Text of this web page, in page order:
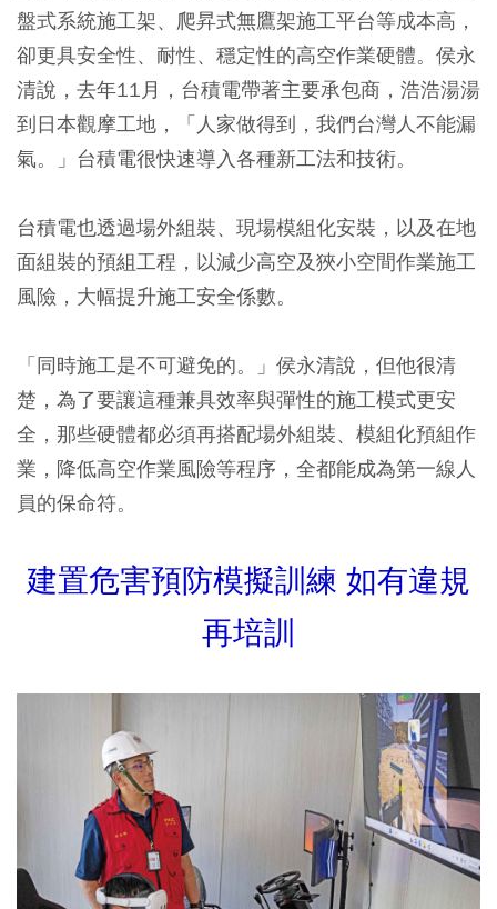
盤式系統施工架、爬昇式無鷹架施工平台等成本高，
卻更具安全性、耐性、穩定性的高空作業硬體。侯永
清說，去年11月，台積電帶著主要承包商，浩浩湯湯
到日本觀摩工地，「人家做得到，我們台灣人不能漏
氣。」台積電很快速導入各種新工法和技術。
台積電也透過場外組裝、現場模組化安裝，以及在地
面組裝的預組工程，以減少高空及狹小空間作業施工
風險，大幅提升施工安全係數。
「同時施工是不可避免的。」侯永清說，但他很清
楚，為了要讓這種兼具效率與彈性的施工模式更安
全，那些硬體都必須再搭配場外組裝、模組化預組作
業，降低高空作業風險等程序，全都能成為第一線人
員的保命符。
建置危害預防模擬訓練 如有違規
再培訓